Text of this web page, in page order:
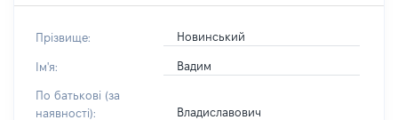
Прізвище: Новинський
Ім'я: Вадим
По батькові (за
наявності):
Владиславович